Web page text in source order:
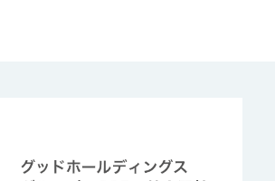
の項目
情報の事項を第三者へ提供することがあ